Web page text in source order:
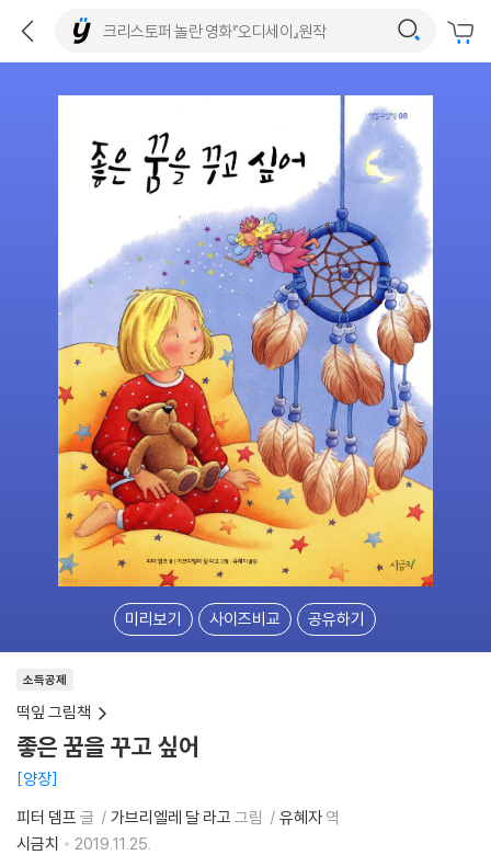
미리보기 사이즈비교 공유하기
소득공제
떡잎 그림책
좋은 꿈을 꾸고 싶어
양장
피터 뎀프 글 가브리엘레 달 라고 그림 유혜자역
시금치
2019.11.25.